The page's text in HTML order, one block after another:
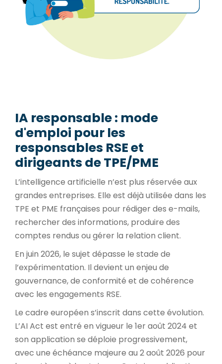
IA responsable : mode
d'emploi pour les
responsables RSE et
dirigeants de TPE/PME
L’intelligence artificielle n’est plus réservée aux
grandes entreprises. Elle est déjà utilisée dans les
TPE et PME françaises pour rédiger des e-mails,
rechercher des informations, produire des
comptes rendus ou gérer la relation client.
En juin 2026, le sujet dépasse le stade de
l’expérimentation. Il devient un enjeu de
gouvernance, de conformité et de cohérence
avec les engagements RSE.
Le cadre européen s’inscrit dans cette évolution.
L’AI Act est entré en vigueur le 1er août 2024 et
son application se déploie progressivement,
avec une échéance majeure au 2 août 2026 pour